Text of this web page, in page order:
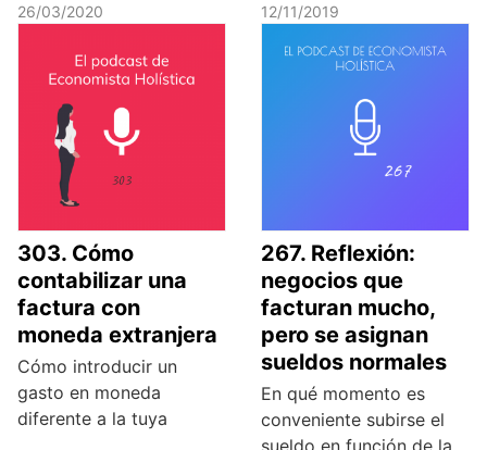
26/03/2020
303. Cómo
contabilizar una
factura con
moneda extranjera
Cómo introducir un
gasto en moneda
diferente a la tuya
12/11/2019
267. Reflexión:
negocios que
facturan mucho,
pero se asignan
sueldos normales
En qué momento es
conveniente subirse el
sueldo en función de la